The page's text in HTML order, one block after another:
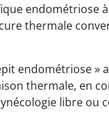
endométriose
thermale
endométriose »
thermale, en
libre ou